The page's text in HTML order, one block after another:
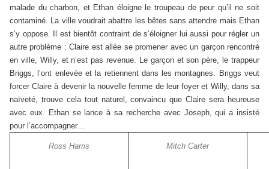
malade du charbon, et Ethan éloigne le troupeau de peur qu’il ne soit
contaminé. La ville voudrait abattre les bêtes sans attendre mais Ethan
s’y oppose. Il est bientôt contraint de s’éloigner lui aussi pour régler un
autre problème : Claire est allée se promener avec un garçon rencontré
en ville, Willy, et n’est pas revenue. Le garçon et son père, le trappeur
Briggs, l’ont enlevée et la retiennent dans les montagnes. Briggs veut
forcer Claire à devenir la nouvelle femme de leur foyer et Willy, dans sa
naïveté, trouve cela tout naturel, convaincu que Claire sera heureuse
avec eux. Ethan se lance à sa recherche avec Joseph, qui a insisté
pour l’accompagner…
Ross Harris Mitch Carter